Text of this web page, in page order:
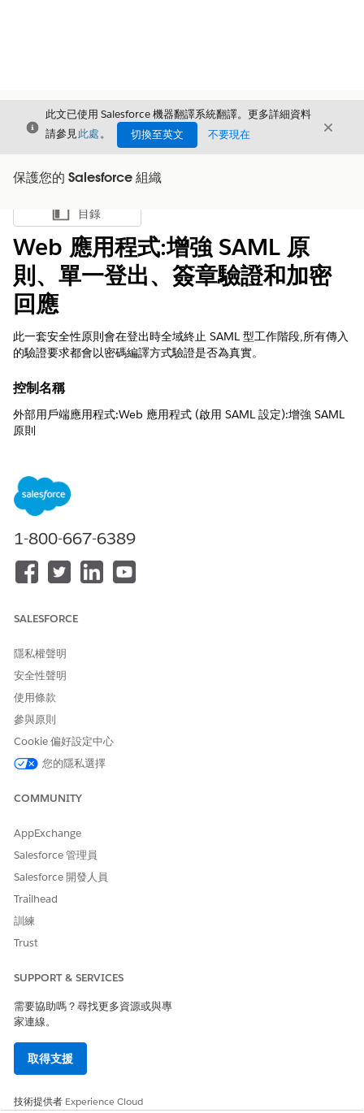
結束
此文已使用 Salesforce 機器翻譯系統翻譯。更多詳細資料
請參見此處。 切換至英文 不要現在 結束
保護您的 Salesforce 組織
顯示目錄
目錄
Web 應用程式:增強 SAML 原
則、單一登出、簽章驗證和加密
回應
此一套安全性原則會在登出時全域終止 SAML 型工作階段,所有傳入
的驗證要求都會以密碼編譯方式驗證是否為真實。
控制名稱
外部用戶端應用程式:Web 應用程式 (啟用 SAML 設定):增強 SAML
原則
啟用 SAML 後,請設定必要原則:
啟用單一登出 - 選取
確認要求簽章 - 選取
加密 SAML 回應 - 選取
段、所有傳入驗證要求皆經過密碼驗證,並在傳輸期間加密使用者身
未設定安全性風險
若沒有這些原則,則公司容易受到在使用者登出後應用程式保持啟用
時的工作階段捨棄,以及攻擊者偽造身分資料以取得未經授權存取權
的 SAML 判斷包裝或插入式攻擊。
威脅情況
重新執行先前捕獲的驗證要求以略過登入需求,因為系統不會強制執
行要求簽章或回應加密。
高 (7.0–8.9)。
風險影響考量事項
無法實作這些控制,會在驗證手動期間顯示個人可識別資訊 (PII),並
風險愈高時機
如果服務提供者處理受監管的資料 (例如 HIPAA 或 PCI 相容記錄),
或如果使用者經常從公用或未受管理的網路存取應用程式,則工作階
1-800-667-6389
SALESFORCE
隱私權聲明
安全性聲明
使用條款
參與原則
Cookie 偏好設定中心
您的隱私選擇
COMMUNITY
AppExchange
Salesforce 管理員
Salesforce 開發人員
Trailhead
訓練
Trust
SUPPORT & SERVICES
需要協助嗎？尋找更多資源或與專
家連線。
取得支援
技術提供者 Experience Cloud